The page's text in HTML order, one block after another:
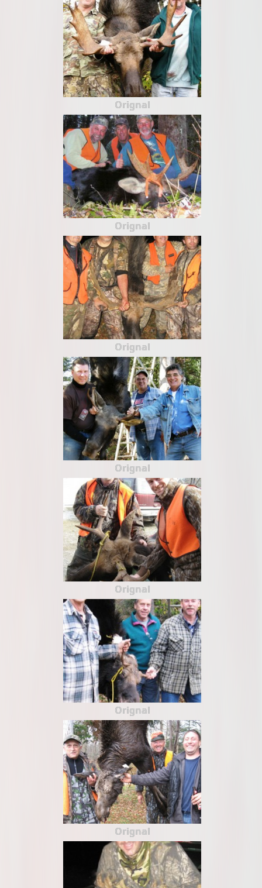
Orignal
Orignal
Orignal
Orignal
Orignal
Orignal
Orignal